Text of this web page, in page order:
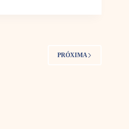
PRÓXIMA